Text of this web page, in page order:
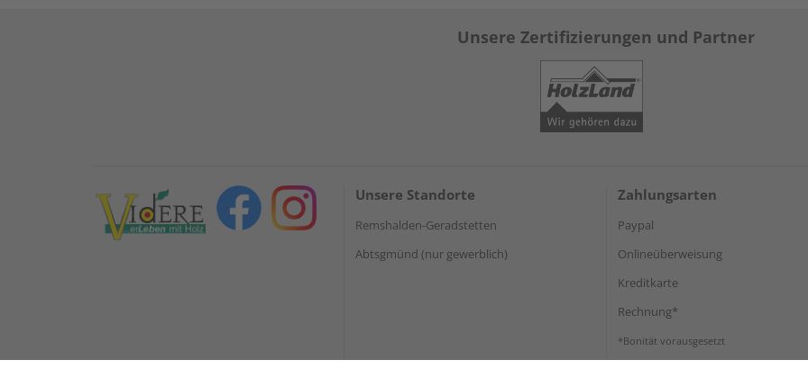
Unsere Zertifizierungen und Partner
Unsere Standorte
Remshalden-Geradstetten
Abtsgmünd (nur gewerblich)
Zahlungsarten
Paypal
Onlineüberweisung
Kreditkarte
Rechnung*
*Bonität vorausgesetzt